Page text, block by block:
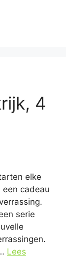
4
elke
een cadeau
serie
Lees